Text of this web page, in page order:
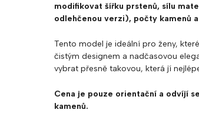
modifikovat šířku prstenů, sílu
odlehčenou verzi), počty kamenů
Tento model je ideální pro ženy,
čistým designem a nadčasovou
vybrat přesně takovou, která jí
Cena je pouze orientační a odvíjí
kamenů.